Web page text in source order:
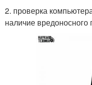
2. проверка
наличие вредоносного